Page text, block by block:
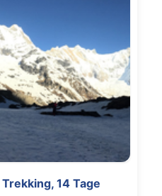
14 Tage